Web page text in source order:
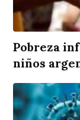
Pobreza
niños